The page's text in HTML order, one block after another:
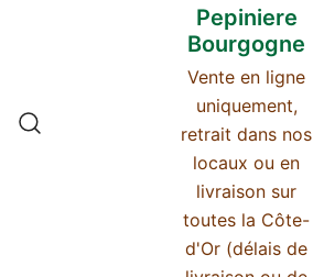
Pepiniere
Bourgogne
Vente en ligne
uniquement,
retrait dans nos
locaux ou en
livraison sur
toutes la Côte-
d'Or (délais de